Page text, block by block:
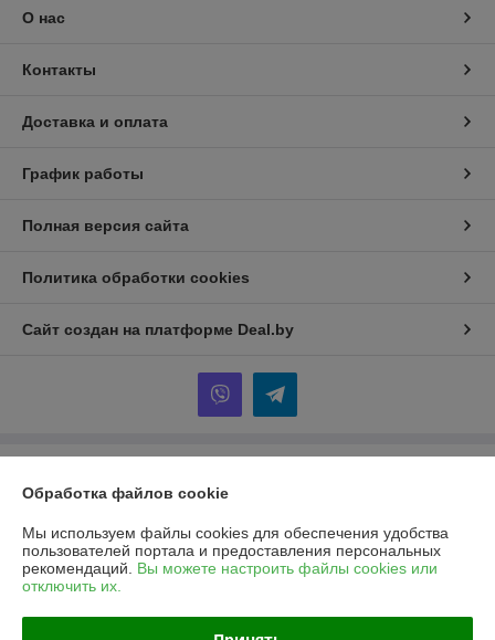
О нас
Контакты
Доставка и оплата
График работы
Полная версия сайта
Политика обработки cookies
Сайт создан на платформе Deal.by
«АрлисБай»
223053, Минский р-н, д. Боровая, 3, АБК, кабинет № 7
Регистрационный номер ЕГР: 692237957
УНП: 692237957
Обработка файлов cookie
Мы используем файлы cookies для обеспечения удобства
пользователей портала и предоставления персональных
рекомендаций. Вы можете настроить файлы cookies или
отключить их.